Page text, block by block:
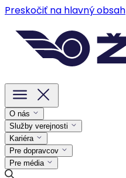
Preskočiť na hlavný obsah
O nás
Služby verejnosti
Kariéra
Pre dopravcov
Pre média